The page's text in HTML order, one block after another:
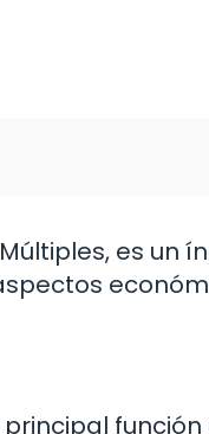
es un
principal